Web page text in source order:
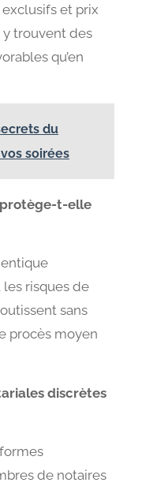
et prix
y trouvent des
qu’en
du
soirées
t-elle
risques de
sans
procès moyen
discrètes
de notaires